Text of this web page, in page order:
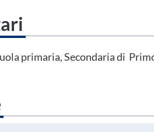
con il grado scolastico che hai
primaria, Secondaria di